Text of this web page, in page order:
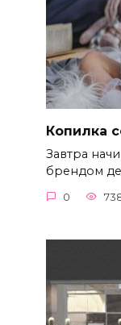
Копилка
Завтра
брендом
0